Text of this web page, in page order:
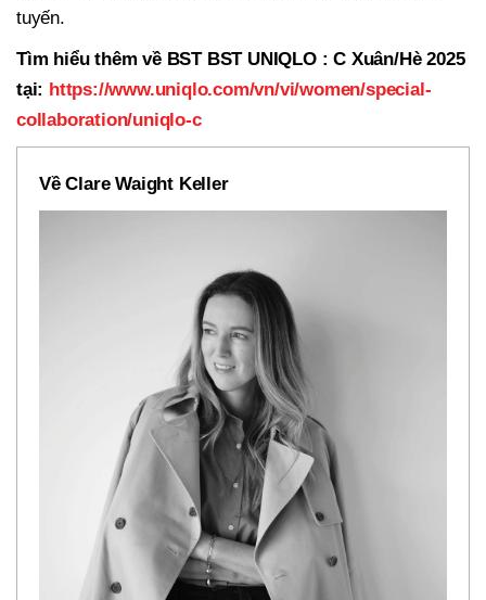
tuyến.
Tìm hiểu thêm về BST BST UNIQLO : C Xuân/Hè 2025
tại: https://www.uniqlo.com/vn/vi/women/special-
collaboration/uniqlo-c
Về Clare Waight Keller